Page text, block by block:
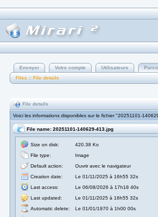
Envoyer Votre compte Utilisateurs
Files :: File details
File details
Voici les informations disponibles sur le fichier "20251101-
File name: 20251101-140629-413.jpg
Size on disk:
420.38 Ko
File type:
Image
Default action:
Ouvrir avec le navigateur
Creation date:
Le 01/11/2025 à 16h55 32s
Last access:
Le 06/08/2026 à 17h18 40s
Last updated:
Le 01/11/2025 à 16h55 32s
Automatic delete:
Le 01/01/1970 à 1h00 00s